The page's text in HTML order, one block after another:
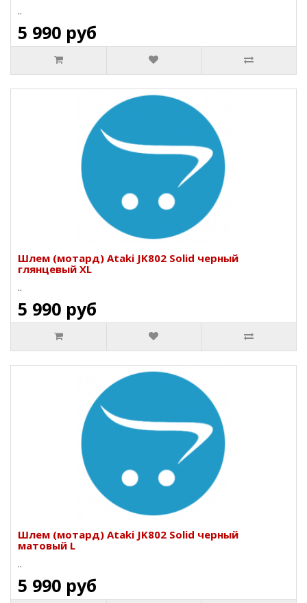
..
5 990 руб
Шлем (мотард) Ataki JK802 Solid черный
глянцевый XL
..
5 990 руб
Шлем (мотард) Ataki JK802 Solid черный
матовый L
..
5 990 руб